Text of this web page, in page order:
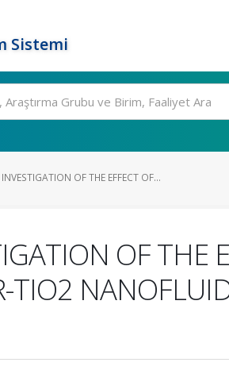
Sistemi
OF THE EFFECT OF...
OF THE
TIO2